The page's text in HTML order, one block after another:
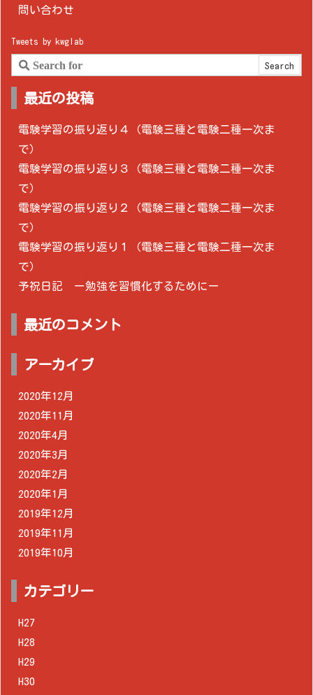
問い合わせ
Tweets by kwglab
最近の投稿
電験学習の振り返り４（電験三種と電験二種一次ま
で）
電験学習の振り返り３（電験三種と電験二種一次ま
で）
電験学習の振り返り２（電験三種と電験二種一次ま
で）
電験学習の振り返り１（電験三種と電験二種一次ま
で）
予祝日記 ー勉強を習慣化するためにー
最近のコメント
アーカイブ
2020年12月
2020年11月
2020年4月
2020年3月
2020年2月
2020年1月
2019年12月
2019年11月
2019年10月
カテゴリー
H27
H28
H29
H30